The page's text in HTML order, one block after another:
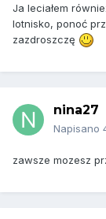
Ja leciałem
lotnisko, ponoć
zazdroszczę
nina27
Napisano
zawsze mozesz